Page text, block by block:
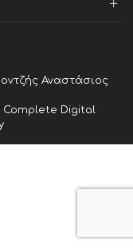
Αναστάσιος
Complete Digital